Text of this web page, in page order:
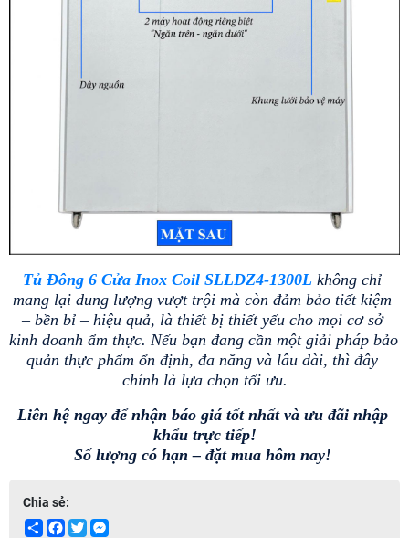
Tủ Đông 6 Cửa Inox Coil SLLDZ4-1300L không chỉ
mang lại dung lượng vượt trội mà còn đảm bảo tiết kiệm
– bền bỉ – hiệu quả, là thiết bị thiết yếu cho mọi cơ sở
kinh doanh ẩm thực. Nếu bạn đang cần một giải pháp bảo
quản thực phẩm ổn định, đa năng và lâu dài, thì đây
chính là lựa chọn tối ưu.
Liên hệ ngay để nhận báo giá tốt nhất và ưu đãi nhập
khẩu trực tiếp!
Số lượng có hạn – đặt mua hôm nay!
Chia sẻ:
ShareFacebook
Twitter